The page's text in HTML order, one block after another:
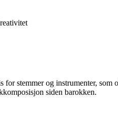
stemmer og instrumenter,
siden barokken.